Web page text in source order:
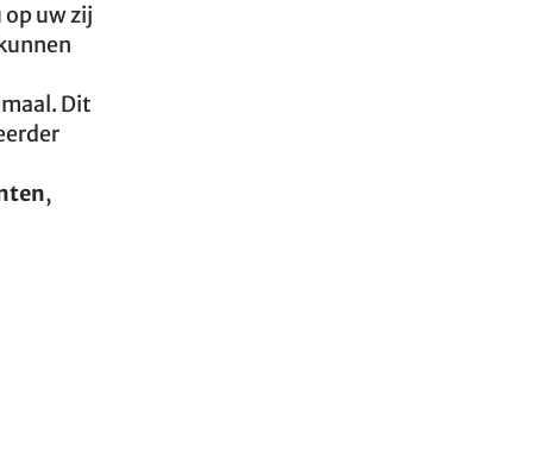
uw zij
Dit
,